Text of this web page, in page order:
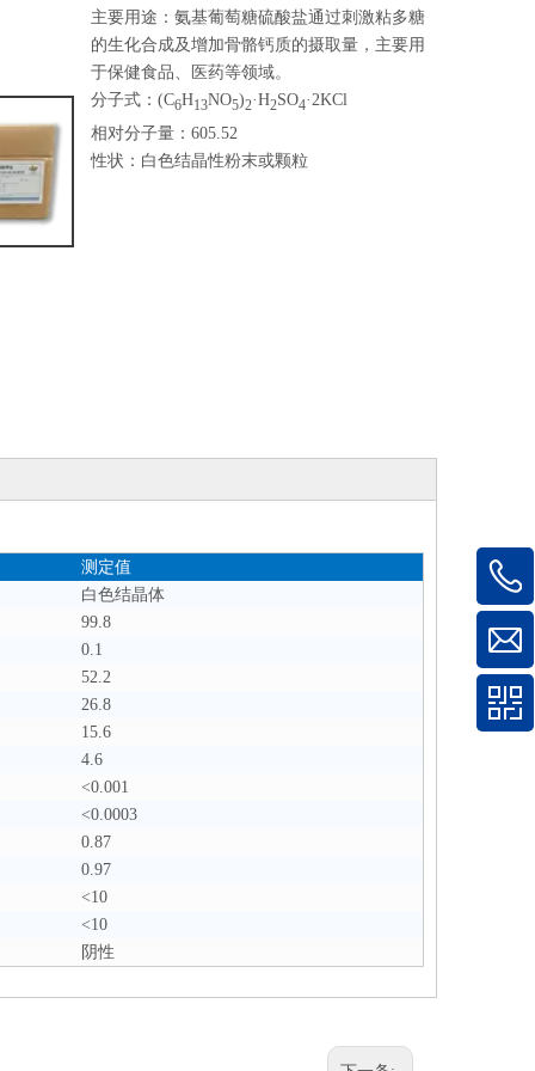
GOLDEN HIGHWAY MEXICO, S.DE R.L. DE C.V
GHW EUROCHEMICALS s.r.o.
GHW (VIETNAM)CO.,LTD（越南）
主要用途：氨基葡萄糖硫酸盐通过刺激粘多糖
的生化合成及增加骨骼钙质的摄取量，主要用
于保健食品、医药等领域。
分子式：(C6H13NO5)2·H2SO4·2KCl
相对分子量：605.52
性状：白色结晶性粉末或颗粒
测定值
白色结晶体
99.8
0.1
52.2
26.8
15.6
4.6
<0.001
<0.0003
0.87
0.97
<10
<10
阴性